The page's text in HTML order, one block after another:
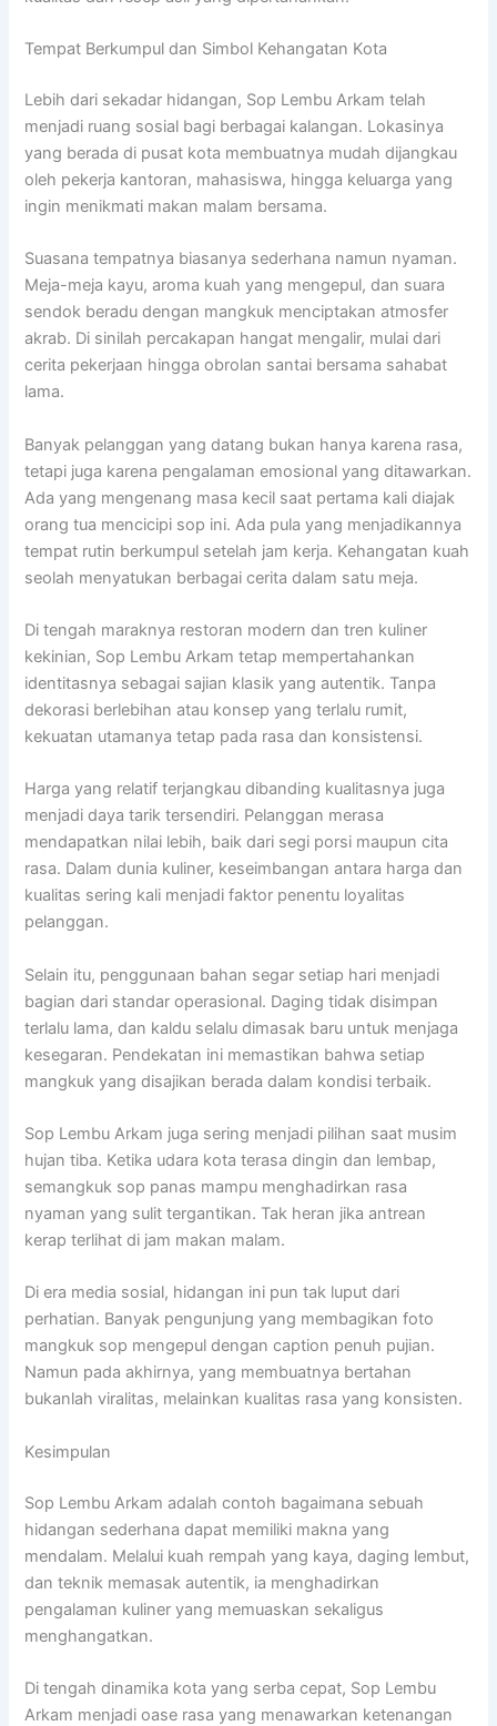
Tempat Berkumpul dan Simbol Kehangatan Kota
Lebih dari sekadar hidangan, Sop Lembu Arkam telah
menjadi ruang sosial bagi berbagai kalangan. Lokasinya
yang berada di pusat kota membuatnya mudah dijangkau
oleh pekerja kantoran, mahasiswa, hingga keluarga yang
ingin menikmati makan malam bersama.
Suasana tempatnya biasanya sederhana namun nyaman.
Meja-meja kayu, aroma kuah yang mengepul, dan suara
sendok beradu dengan mangkuk menciptakan atmosfer
akrab. Di sinilah percakapan hangat mengalir, mulai dari
cerita pekerjaan hingga obrolan santai bersama sahabat
lama.
Banyak pelanggan yang datang bukan hanya karena rasa,
tetapi juga karena pengalaman emosional yang ditawarkan.
Ada yang mengenang masa kecil saat pertama kali diajak
orang tua mencicipi sop ini. Ada pula yang menjadikannya
tempat rutin berkumpul setelah jam kerja. Kehangatan kuah
seolah menyatukan berbagai cerita dalam satu meja.
Di tengah maraknya restoran modern dan tren kuliner
kekinian, Sop Lembu Arkam tetap mempertahankan
identitasnya sebagai sajian klasik yang autentik. Tanpa
dekorasi berlebihan atau konsep yang terlalu rumit,
kekuatan utamanya tetap pada rasa dan konsistensi.
Harga yang relatif terjangkau dibanding kualitasnya juga
menjadi daya tarik tersendiri. Pelanggan merasa
mendapatkan nilai lebih, baik dari segi porsi maupun cita
rasa. Dalam dunia kuliner, keseimbangan antara harga dan
kualitas sering kali menjadi faktor penentu loyalitas
pelanggan.
Selain itu, penggunaan bahan segar setiap hari menjadi
bagian dari standar operasional. Daging tidak disimpan
terlalu lama, dan kaldu selalu dimasak baru untuk menjaga
kesegaran. Pendekatan ini memastikan bahwa setiap
mangkuk yang disajikan berada dalam kondisi terbaik.
Sop Lembu Arkam juga sering menjadi pilihan saat musim
hujan tiba. Ketika udara kota terasa dingin dan lembap,
semangkuk sop panas mampu menghadirkan rasa
nyaman yang sulit tergantikan. Tak heran jika antrean
kerap terlihat di jam makan malam.
Di era media sosial, hidangan ini pun tak luput dari
perhatian. Banyak pengunjung yang membagikan foto
mangkuk sop mengepul dengan caption penuh pujian.
Namun pada akhirnya, yang membuatnya bertahan
bukanlah viralitas, melainkan kualitas rasa yang konsisten.
Kesimpulan
Sop Lembu Arkam adalah contoh bagaimana sebuah
hidangan sederhana dapat memiliki makna yang
mendalam. Melalui kuah rempah yang kaya, daging lembut,
dan teknik memasak autentik, ia menghadirkan
pengalaman kuliner yang memuaskan sekaligus
menghangatkan.
Di tengah dinamika kota yang serba cepat, Sop Lembu
Arkam menjadi oase rasa yang menawarkan ketenangan